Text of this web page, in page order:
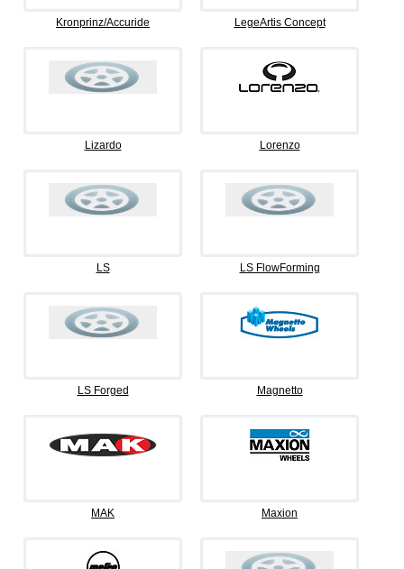
Kronprinz/Accuride LegeArtis Concept
Lizardo Lorenzo
LS LS FlowForming
LS Forged Magnetto
MAK Maxion